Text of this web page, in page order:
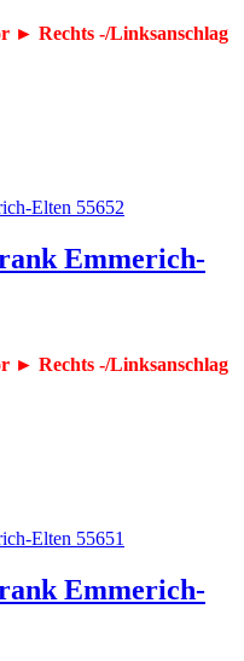
► Rechts -/Linksanschlag
Emmerich-
► Rechts -/Linksanschlag
Emmerich-